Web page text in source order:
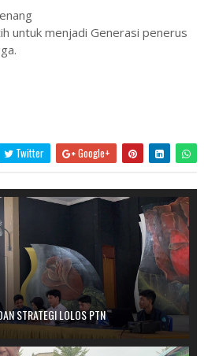
untuk menjadi Generasi penerus
Twitter Google+
STRATEGI LOLOS PTN